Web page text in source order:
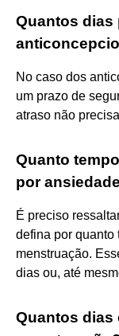
Quantos dias
No caso dos
um prazo de
atraso não
Quanto
por
É preciso
defina por quanto
menstruação.
dias ou, até
Quantos dias